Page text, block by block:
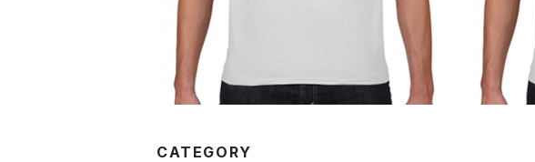
CATEGORY